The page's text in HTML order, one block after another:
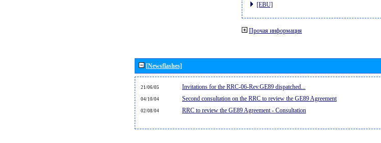
[EBU]
Прочая информация
[Newsflashes]
21/06/05 Invitations for the RRC-06-Rev.GE89 dispatched...
04/10/04 Second consultation on the RRC to review the GE89 Agreement
02/08/04 RRC to review the GE89 Agreement - Consultation